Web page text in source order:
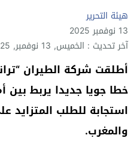
هيئة التحرير
13 نوفمبر 2025
آخر تحديث : الخميس, 13 نوفمبر, 2025 - 11:18 مساءً
أطلقت شركة الطيران
خطا جويا جديدا يربط بين
استجابة للطلب المتزايد
والمغرب.